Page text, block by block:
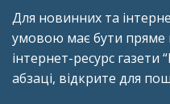
Для новинних та
умовою має бути пряме
інтернет-ресурс
абзаці, відкрите для